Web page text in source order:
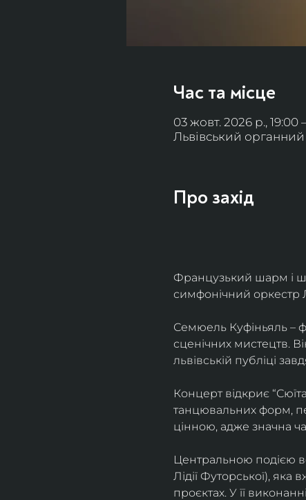
Час та місце
03 жовт. 2026 р., 19:00
Львівський органний
Про захід
Французький шарм і
симфонічний оркестр
Семюель Куфіньяль –
сценічних мистецтв.
львівській публіці
Концерт відкриє
танцювальних форм,
цінною, адже значна
Центральною подією
Лідії Футорської),
проєктах. У її